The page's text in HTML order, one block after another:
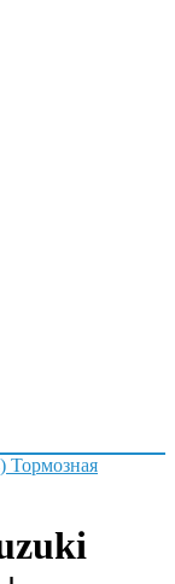
Тормозная